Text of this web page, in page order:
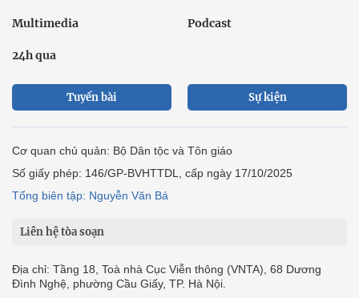
Multimedia Podcast
24h qua
Tuyến bài Sự kiện
Cơ quan chủ quản: Bộ Dân tộc và Tôn giáo
Số giấy phép: 146/GP-BVHTTDL, cấp ngày 17/10/2025
Tổng biên tập: Nguyễn Văn Bá
Liên hệ tòa soạn
Địa chỉ: Tầng 18, Toà nhà Cục Viễn thông (VNTA), 68 Dương
Đình Nghệ, phường Cầu Giấy, TP. Hà Nội.